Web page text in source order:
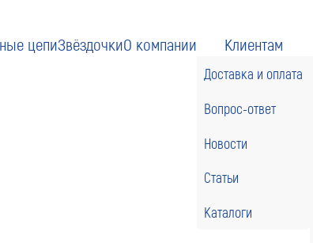
цепиЗвёздочкиО компании Клиентам
Доставка и оплата
Вопрос-ответ
Новости
Статьи
Каталоги